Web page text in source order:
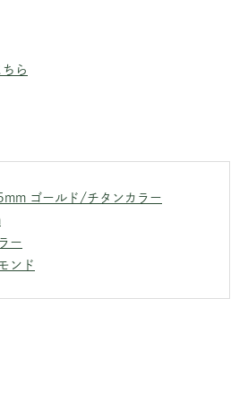
ら
ゴールド/チタンカラー
ー
ンド